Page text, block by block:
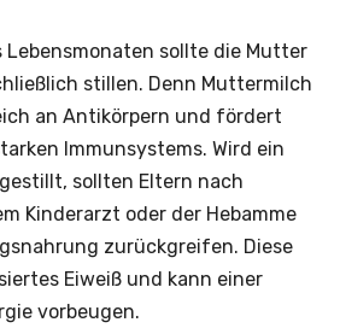
Lebensmonaten sollte die Mutter
stillen. Denn Muttermilch
an Antikörpern und fördert
Immunsystems. Wird ein
sollten Eltern nach
Kinderarzt oder der Hebamme
zurückgreifen. Diese
Eiweiß und kann einer
vorbeugen.